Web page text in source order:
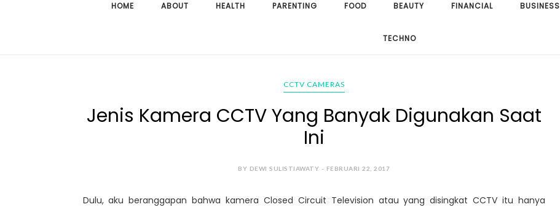
HOME ABOUT HEALTH PARENTING FOOD BEAUTY FINANCIAL BUSINESS
TECHNO
CCTV CAMERAS
Jenis Kamera CCTV Yang Banyak Digunakan Saat
Ini
BY DEWI SULISTIAWATY - FEBRUARI 22, 2017
Dulu, aku beranggapan bahwa kamera Closed Circuit Television atau yang disingkat CCTV itu hanya